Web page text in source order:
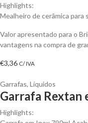
Highlights:
Mealheiro de cerâmica para
Valor apresentado para o
vantagens na compra de
€3,36 C/ IVA
Garrafas, Líquidos
Garrafa Rextan
Highlights: